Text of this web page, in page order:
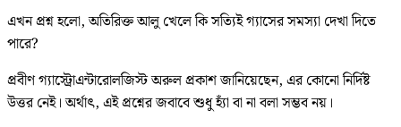
এখন প্রশ্ন হলো, অতিরিক্ত আলু খেলে কি সত্যিই গ্যাসের সমস্যা দেখা দিতে
পারে?
প্রবীণ গ্যাস্ট্রোএন্টারোলজিস্ট অরুল প্রকাশ জানিয়েছেন, এর কোনো নির্দিষ্ট
উত্তর নেই। অর্থাৎ, এই প্রশ্নের জবাবে শুধু হ্যাঁ বা না বলা সম্ভব নয়।